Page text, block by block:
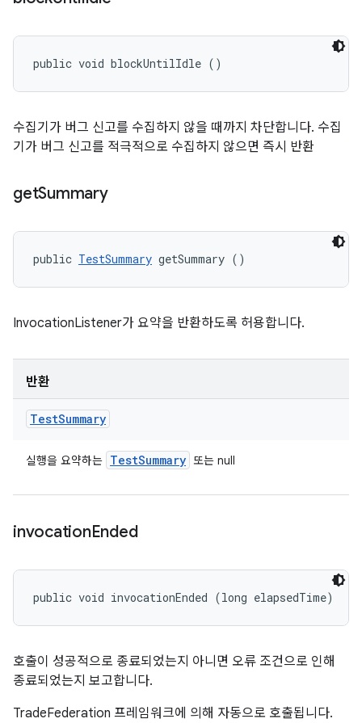
public void blockUntilIdle ()
수집기가 버그 신고를 수집하지 않을 때까지 차단합니다. 수집
기가 버그 신고를 적극적으로 수집하지 않으면 즉시 반환
getSummary
public TestSummary getSummary ()
InvocationListener가 요약을 반환하도록 허용합니다.
반환
TestSummary
실행을 요약하는 TestSummary 또는 null
invocationEnded
public void invocationEnded (long elapsedTime)
호출이 성공적으로 종료되었는지 아니면 오류 조건으로 인해
종료되었는지 보고합니다.
TradeFederation 프레임워크에 의해 자동으로 호출됩니다.